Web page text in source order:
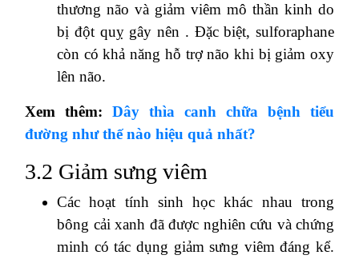
thương não và giảm viêm mô thần kinh do
bị đột quỵ gây nên . Đặc biệt, sulforaphane
còn có khả năng hỗ trợ não khi bị giảm oxy
lên não.
Xem thêm: Dây thìa canh chữa bệnh tiểu
đường như thế nào hiệu quả nhất?
3.2 Giảm sưng viêm
Các hoạt tính sinh học khác nhau trong
bông cải xanh đã được nghiên cứu và chứng
minh có tác dụng giảm sưng viêm đáng kể.